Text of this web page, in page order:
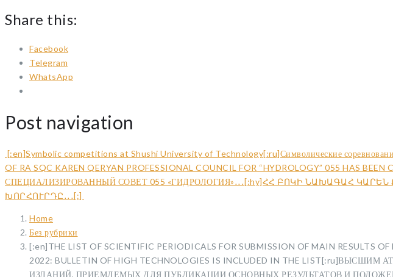
Share this:
Facebook
Telegram
WhatsApp
Post navigation
[:en]Symbolic competitions at Shushi University of Technology[:ru]Символические
OF RA SQC KAREN QERYAN PROFESSIONAL COUNCIL FOR “HYDROLOGY” 055
СПЕЦИАЛИЗИРОВАННЫЙ СОВЕТ 055 «ГИДРОЛОГИЯ»․․․[:hy]ՀՀ ԲՈԿԻ ՆԱԽԱԳԱՀ
ԽՈՐՀՈՒՐԴԸ․․․[:]
Home
Без рубрики
[:en]THE LIST OF SCIENTIFIC PERIODICALS FOR SUBMISSION OF MAIN RESULTS
2022: BULLETIN OF HIGH TECHNOLOGIES IS INCLUDED IN THE
ИЗДАНИЙ, ПРИЕМЛЕМЫХ ДЛЯ ПУБЛИКАЦИИ ОСНОВНЫХ РЕЗУЛЬТАТОВ И